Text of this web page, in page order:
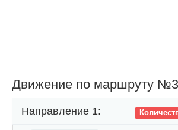
Движение по маршруту
Направление 1: